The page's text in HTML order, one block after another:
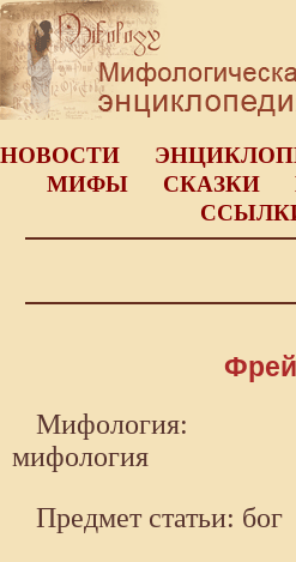
НОВОСТИ
МИФЫ
СКАЗКИ
Мифология:
мифология
Предмет статьи: бог